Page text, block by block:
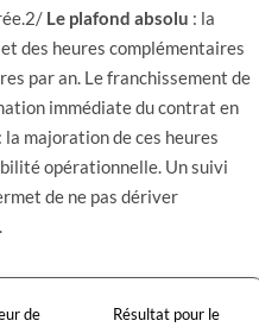
Le plafond absolu : la
des heures complémentaires
par an. Le franchissement de
immédiate du contrat en
: la majoration de ces heures
opérationnelle. Un suivi
de ne pas dériver
de
Résultat pour le